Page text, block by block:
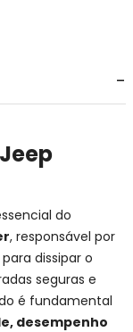
do
, responsável por
dissipar o
seguras e
é fundamental
desempenho